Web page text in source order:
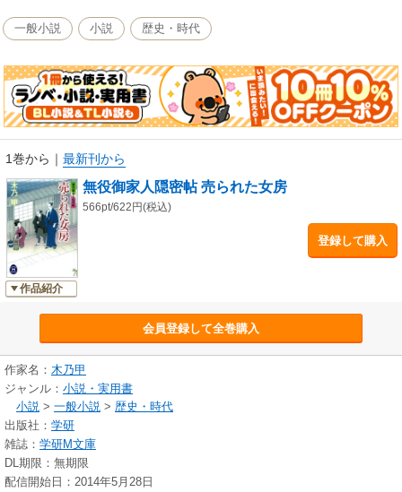
一般小説 小説 歴史・時代
1巻から ｜ 最新刊から
作品紹介
無役御家人隠密帖 売られた女房
566pt/622円(税込)
登録して購入
会員登録して全巻購入
作家名： 木乃甲
ジャンル： 小説・実用書
小説 > 一般小説 > 歴史・時代
出版社： 学研
雑誌： 学研M文庫
DL期限：無期限
配信開始日：2014年5月28日